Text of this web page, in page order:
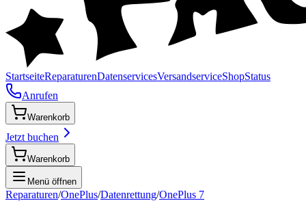
StartseiteReparaturenDatenservicesVersandserviceShopStatus
Anrufen
Warenkorb
Jetzt buchen
Warenkorb
Menü öffnen
Reparaturen/OnePlus/Datenrettung/OnePlus 7